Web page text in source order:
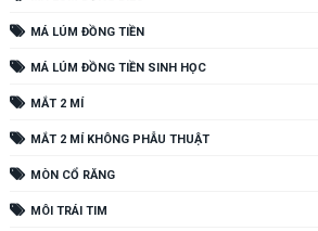
MÁ LÚM ĐỒNG TIỀN
MÁ LÚM ĐỒNG TIỀN SINH HỌC
MẮT 2 MÍ
MẮT 2 MÍ KHÔNG PHẪU THUẬT
MÒN CỔ RĂNG
MÔI TRÁI TIM